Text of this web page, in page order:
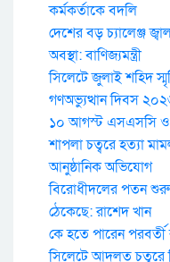
কর্মকর্তাকে বদলি
দেশের বড় চ্যালেঞ্জ
অবস্থা: বাণিজ্যমন্ত্রী
সিলেটে জুলাই শহিদ
গণঅভ্যুত্থান দিবস
১০ আগস্ট এসএসসি ও
শাপলা চত্বরে হত্যা
আনুষ্ঠানিক অভিযোগ
বিরোধীদলের পতন
ঠেকেছে: রাশেদ খান
কে হতে পারেন
সিলেটে আদলত চত্বরে